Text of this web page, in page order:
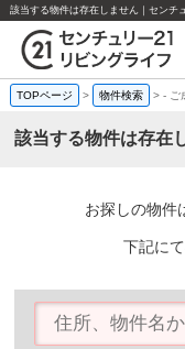
該当する物件は存在しません｜センチ
TOPページ > 物件検索 >- ご
該当する物件は存在
お探しの物件
下記に